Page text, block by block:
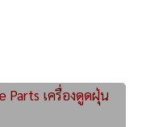
Parts เครื่องดูดฝุ่น